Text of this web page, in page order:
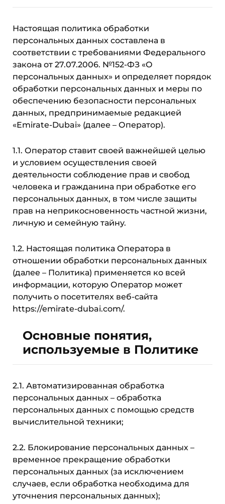
Настоящая политика обработки
персональных данных составлена в
соответствии с требованиями Федерального
закона от 27.07.2006. №152-ФЗ «О
персональных данных» и определяет порядок
обработки персональных данных и меры по
обеспечению безопасности персональных
данных, предпринимаемые редакцией
«Emirate-Dubai» (далее – Оператор).
1.1. Оператор ставит своей важнейшей целью
и условием осуществления своей
деятельности соблюдение прав и свобод
человека и гражданина при обработке его
персональных данных, в том числе защиты
прав на неприкосновенность частной жизни,
личную и семейную тайну.
1.2. Настоящая политика Оператора в
отношении обработки персональных данных
(далее – Политика) применяется ко всей
информации, которую Оператор может
получить о посетителях веб-сайта
https://emirate-dubai.com/.
Основные понятия,
используемые в Политике
2.1. Автоматизированная обработка
персональных данных – обработка
персональных данных с помощью средств
вычислительной техники;
2.2. Блокирование персональных данных –
временное прекращение обработки
персональных данных (за исключением
случаев, если обработка необходима для
уточнения персональных данных);